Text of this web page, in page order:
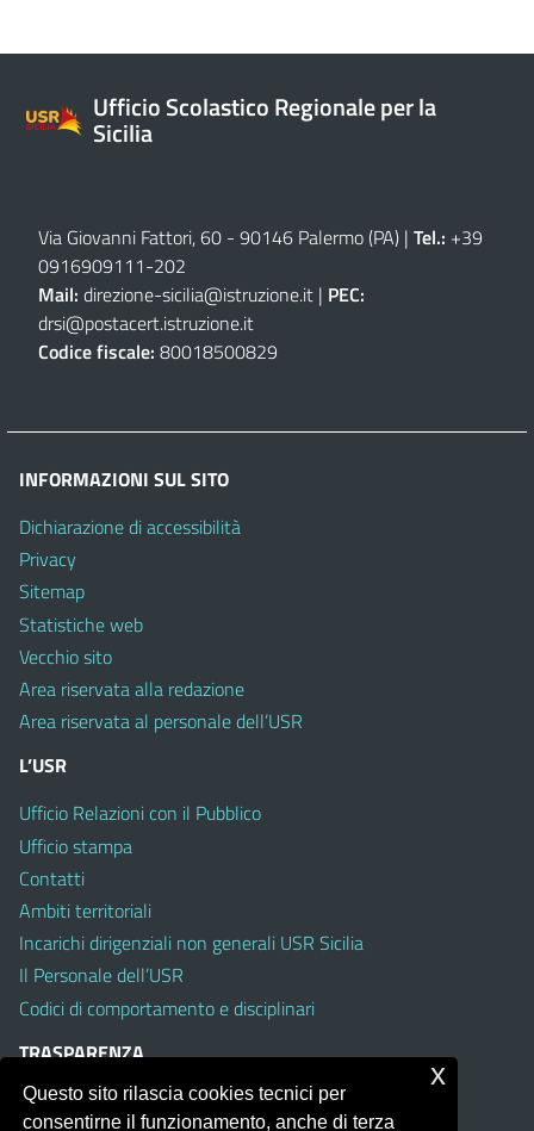
Ufficio Scolastico Regionale per la
Sicilia
Via Giovanni Fattori, 60 - 90146 Palermo (PA) | Tel.: +39
0916909111-202
Mail: direzione-sicilia@istruzione.it | PEC:
drsi@postacert.istruzione.it
Codice fiscale: 80018500829
INFORMAZIONI SUL SITO
Dichiarazione di accessibilità
Privacy
Sitemap
Statistiche web
Vecchio sito
Area riservata alla redazione
Area riservata al personale dell’USR
L’USR
Ufficio Relazioni con il Pubblico
Ufficio stampa
Contatti
Ambiti territoriali
Incarichi dirigenziali non generali USR Sicilia
Il Personale dell’USR
Codici di comportamento e disciplinari
TRASPARENZA
Albo on line
Questo sito rilascia cookies tecnici per
consentirne il funzionamento, anche di terza
x